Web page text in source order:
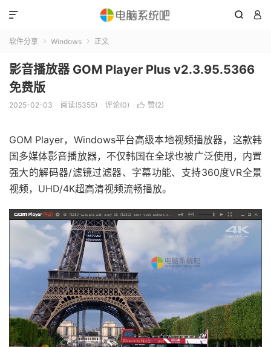
 

软件分享  Windows  正文
影音播放器 GOM Player Plus v2.3.95.5366
免费版
2025-02-03 阅读(5355) 评论(0)  赞(2)
GOM Player，Windows平台高级本地视频播放器，这款韩
国多媒体影音播放器，不仅韩国在全球也被广泛使用，内置
强大的解码器/滤镜过滤器、字幕功能、支持360度VR全景
视频，UHD/4K超高清视频流畅播放。